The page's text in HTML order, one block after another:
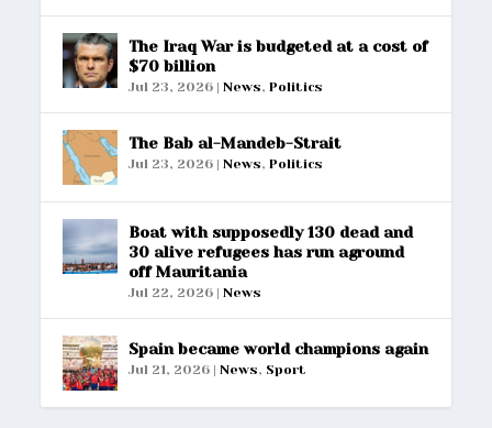
The Iraq War is budgeted at a cost of
$70 billion
Jul 23, 2026 |News,Politics
The Bab al-Mandeb-Strait
Jul 23, 2026 |News,Politics
Boat with supposedly 130 dead and
30 alive refugees has run aground
off Mauritania
Jul 22, 2026 |News
Spain became world champions again
Jul 21, 2026 |News, Sport